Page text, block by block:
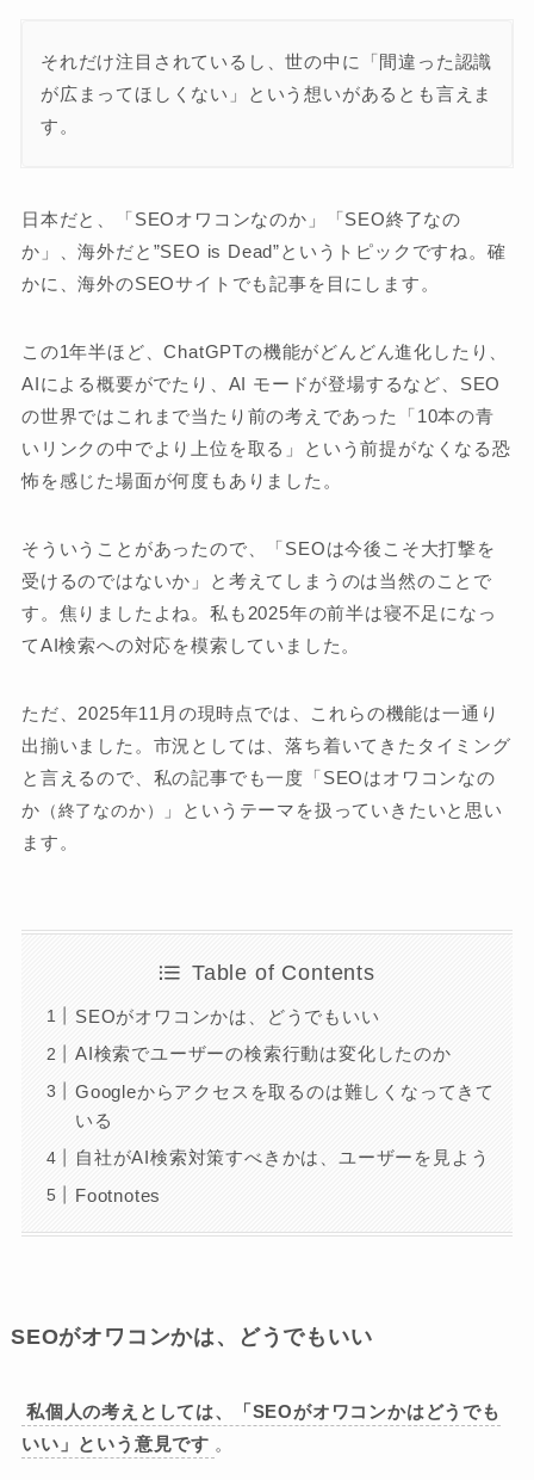
それだけ注目されているし、世の中に「間違った認識
が広まってほしくない」という想いがあるとも言えま
す。
日本だと、「SEOオワコンなのか」「SEO終了なの
か」、海外だと”SEO is Dead”というトピックですね。確
かに、海外のSEOサイトでも記事を目にします。
この1年半ほど、ChatGPTの機能がどんどん進化したり、
AIによる概要がでたり、AI モードが登場するなど、SEO
の世界ではこれまで当たり前の考えであった「10本の青
いリンクの中でより上位を取る」という前提がなくなる恐
怖を感じた場面が何度もありました。
そういうことがあったので、「SEOは今後こそ大打撃を
受けるのではないか」と考えてしまうのは当然のことで
す。焦りましたよね。私も2025年の前半は寝不足になっ
てAI検索への対応を模索していました。
ただ、2025年11月の現時点では、これらの機能は一通り
出揃いました。市況としては、落ち着いてきたタイミング
と言えるので、私の記事でも一度「SEOはオワコンなの
か （終了なのか）
」というテーマを扱っていきたいと思い
ます。
Table of Contents
SEOがオワコンかは、どうでもいい
AI検索でユーザーの検索行動は変化したのか
Googleからアクセスを取るのは難しくなってきて
いる
自社がAI検索対策すべきかは、ユーザーを見よう
Footnotes
SEOがオワコンかは、どうでもいい
私個人の考えとしては、「SEOがオワコンかはどうでも
いい」という意見です 。